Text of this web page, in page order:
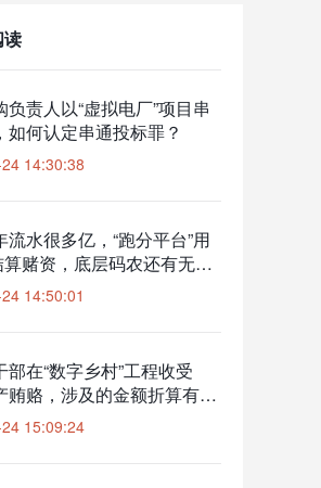
读
负责人以“虚拟电厂”项目串
如何认定串通投标罪？
14:30:38
流水很多亿，“跑分平台”用
赌资，底层码农还有无罪
能性吗？
14:50:01
部在“数字乡村”工程收受
贿赂，涉及的金额折算有法
？15:09:24